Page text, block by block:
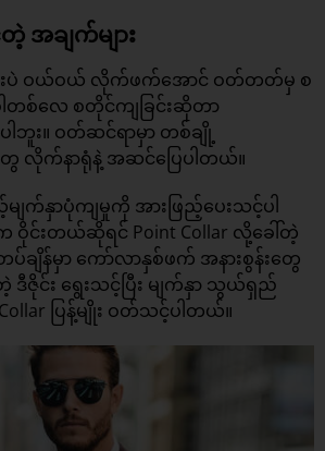
အချက်များ
ဝယ်ဝယ် လိုက်ဖက်အောင် ဝတ်တတ်မှ စ
တစ်လေ စတိုင်ကျခြင်းဆိုတာ
ဘူး။ ဝတ်ဆင်ရာမှာ တစ်ချို့
လိုက်နာရုံနဲ့ အဆင်ပြေပါတယ်။
က်နှာပုံကျမှုကို အားဖြည့်ပေးသင့်ပါ
င်းတယ်ဆိုရင် Point Collar လို့ခေါ်တဲ့
ချိန်မှာ ကော်လာနှစ်ဖက် အနားစွန်းတွေ
ဒီဇိုင်း ရွေးသင့်ပြီး မျက်နှာ သွယ်ရှည်
ပြန့်မျိုး ဝတ်သင့်ပါတယ်။